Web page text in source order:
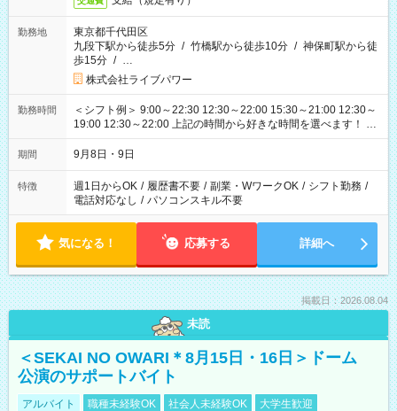
勤務地
東京都千代田区
九段下駅から徒歩5分 / 竹橋駅から徒歩10分 / 神保町駅から徒
歩15分 / …
株式会社ライブパワー
勤務時間
＜シフト例＞ 9:00～22:30 12:30～22:00 15:30～21:00 12:30～
19:00 12:30～22:00 上記の時間から好きな時間を選べます！ ※
時間は変更となる可能性があります
期間 9月8日・9日
特徴 週1日からOK / 履歴書不要 / 副業・WワークOK / シフト勤務 /
電話対応なし / パソコンスキル不要
気になる！ 応募する 詳細へ
掲載日：2026.08.04
未読
＜SEKAI NO OWARI＊8月15日・16日＞ドーム
公演のサポートバイト
アルバイト 職種未経験OK 社会人未経験OK
大学生歓迎